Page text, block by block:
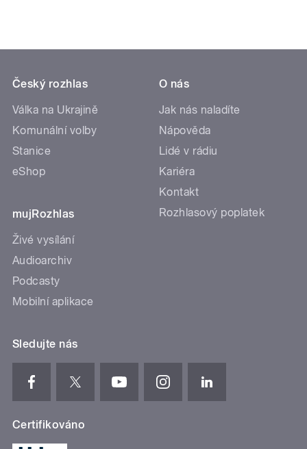
Český rozhlas
Válka na Ukrajině
Komunální volby
Stanice
eShop
mujRozhlas
Živé vysílání
Audioarchiv
Podcasty
Mobilní aplikace
O nás
Jak nás naladíte
Nápověda
Lidé v rádiu
Kariéra
Kontakt
Rozhlasový poplatek
Sledujte nás
Certifikováno